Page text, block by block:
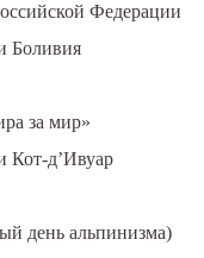
Федерации
Боливия
за мир»
Кот-д’Ивуар
день альпинизма)